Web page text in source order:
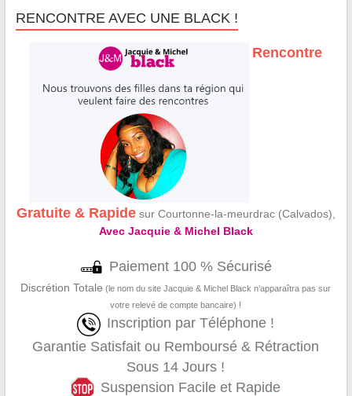
RENCONTRE AVEC UNE BLACK !
Rencontre
Gratuite & Rapidesur Courtonne-la-meurdrac (Calvados),
Avec Jacquie & Michel Black
Paiement 100 % Sécurisé
Discrétion Totale (le nom du site Jacquie & Michel Black n’apparaîtra pas sur
votre relevé de compte bancaire) !
Inscription par Téléphone !
Garantie Satisfait ou Remboursé & Rétraction
Sous 14 Jours !
Suspension Facile et Rapide